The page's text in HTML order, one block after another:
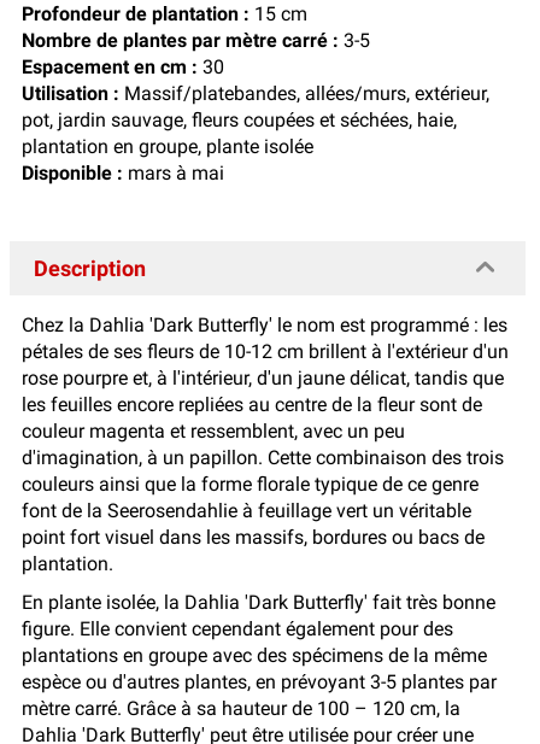
Profondeur de plantation : 15 cm
Nombre de plantes par mètre carré : 3-5
Espacement en cm : 30
Utilisation : Massif/platebandes, allées/murs, extérieur,
pot, jardin sauvage, fleurs coupées et séchées, haie,
plantation en groupe, plante isolée
Disponible : mars à mai
Description
Chez la Dahlia 'Dark Butterfly' le nom est programmé : les
pétales de ses fleurs de 10-12 cm brillent à l'extérieur d'un
rose pourpre et, à l'intérieur, d'un jaune délicat, tandis que
les feuilles encore repliées au centre de la fleur sont de
couleur magenta et ressemblent, avec un peu
d'imagination, à un papillon. Cette combinaison des trois
couleurs ainsi que la forme florale typique de ce genre
font de la Seerosendahlie à feuillage vert un véritable
point fort visuel dans les massifs, bordures ou bacs de
plantation.
En plante isolée, la Dahlia 'Dark Butterfly' fait très bonne
figure. Elle convient cependant également pour des
plantations en groupe avec des spécimens de la même
espèce ou d'autres plantes, en prévoyant 3-5 plantes par
mètre carré. Grâce à sa hauteur de 100 – 120 cm, la
Dahlia 'Dark Butterfly' peut être utilisée pour créer une